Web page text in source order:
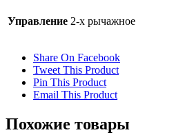
Управление 2-х рычажное
Share On Facebook
Tweet This Product
Pin This Product
Email This Product
Похожие товары